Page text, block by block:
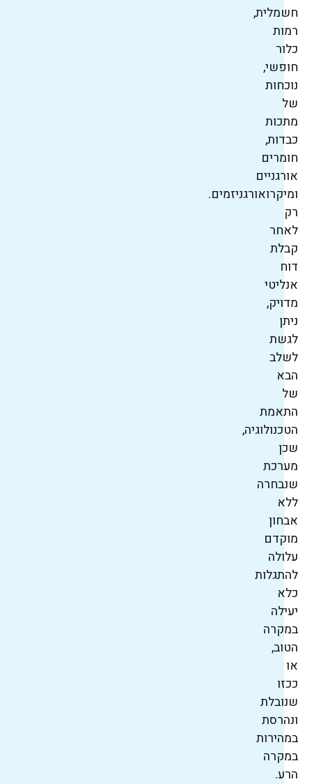
חשמלית,
רמות
כלור
חופשי,
נוכחות
של
מתכות
כבדות,
חומרים
אורגניים
ומיקרואורגניזמים.
רק
לאחר
קבלת
דוח
אנליטי
מדויק,
ניתן
לגשת
לשלב
הבא
של
התאמת
הטכנולוגיה,
שכן
מערכת
שנבחרה
ללא
אבחון
מוקדם
עלולה
להתגלות
כלא
יעילה
במקרה
הטוב,
או
ככזו
שנובלת
ונהרסת
במהירות
במקרה
הרע.